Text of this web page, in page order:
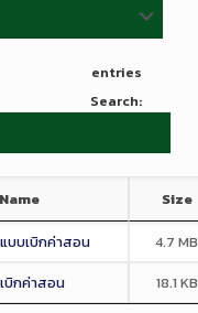
entries
Search:
Name Size
บบเบิกค่าสอน 4.7 MB
บิกค่าสอน
18.1 KB